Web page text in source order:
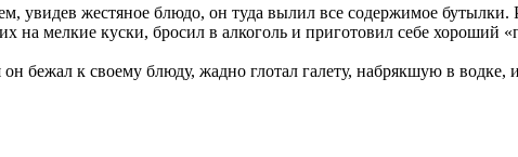
жестяное блюдо, он туда вылил все содержимое бутылки.
на мелкие куски, бросил в алкоголь и приготовил себе хороший
бежал к своему блюду, жадно глотал галету, набрякшую в водке,